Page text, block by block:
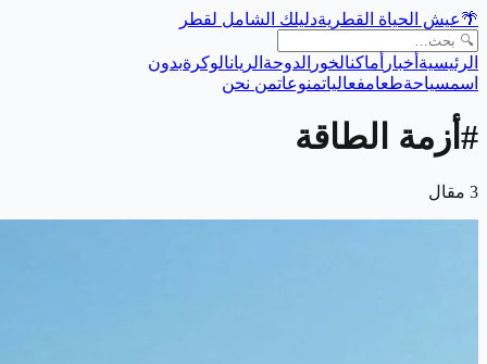
🌴عيش الحياة القطريةدليلك الشامل لقطر
الرئيسية أخبار أماكنالخور الدوحة الريانالوكرةبدون
اسمسياحةطعامفعالياتمنوعاتمن نحن
# أزمة الطاقة
3 مقال